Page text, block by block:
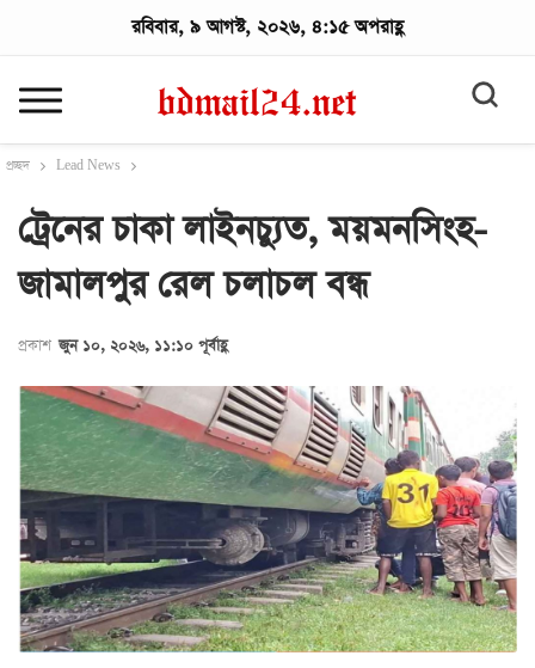
রবিবার, ৯ আগস্ট, ২০২৬, ৪:১৫ অপরাহ্ণ
প্রচ্ছদ Lead News
ট্রেনের চাকা লাইনচ্যুত, ময়মনসিংহ-
জামালপুর রেল চলাচল বন্ধ
প্রকাশ জুন ১০, ২০২৬, ১১:১০ পূর্বাহ্ণ